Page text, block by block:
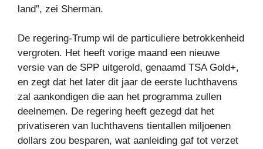
land”, zei Sherman.
De regering-Trump wil de particuliere betrokkenheid
vergroten. Het heeft vorige maand een nieuwe
versie van de SPP uitgerold, genaamd TSA Gold+,
en zegt dat het later dit jaar de eerste luchthavens
zal aankondigen die aan het programma zullen
deelnemen. De regering heeft gezegd dat het
privatiseren van luchthavens tientallen miljoenen
dollars zou besparen, wat aanleiding gaf tot verzet